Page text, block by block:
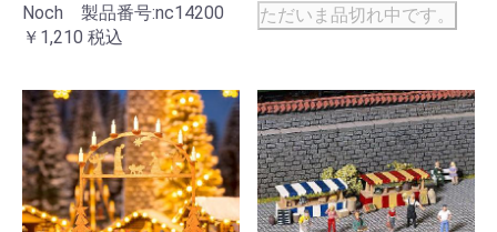
Noch 製品番号:nc14200
￥1,210 税込
ただいま品切れ中です。